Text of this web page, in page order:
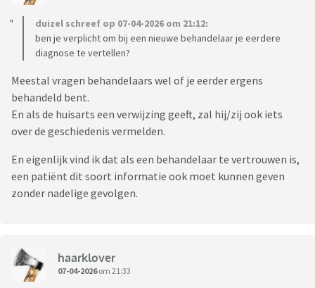
duizel schreef op 07-04-2026 om 21:12:
ben je verplicht om bij een nieuwe behandelaar je eerdere
diagnose te vertellen?
Meestal vragen behandelaars wel of je eerder ergens
behandeld bent.
En als de huisarts een verwijzing geeft, zal hij/zij ook iets
over de geschiedenis vermelden.
En eigenlijk vind ik dat als een behandelaar te vertrouwen is,
een patiënt dit soort informatie ook moet kunnen geven
zonder nadelige gevolgen.
haarklover
07-04-2026om 21:33